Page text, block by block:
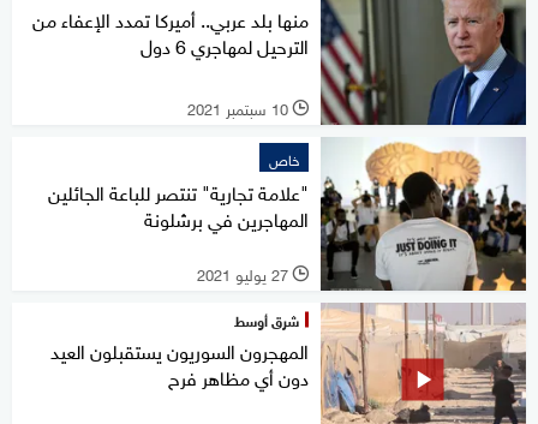
منها بلد عربي.. أميركا تمدد الإعفاء من
الترحيل لمهاجري 6 دول
l 10 سبتمبر 2021
خاص
"علامة تجارية" تنتصر للباعة الجائلين
المهاجرين في برشلونة
l 27 يوليو 2021
شرق أوسط
المهجرون السوريون يستقبلون العيد
دون أي مظاهر فرح